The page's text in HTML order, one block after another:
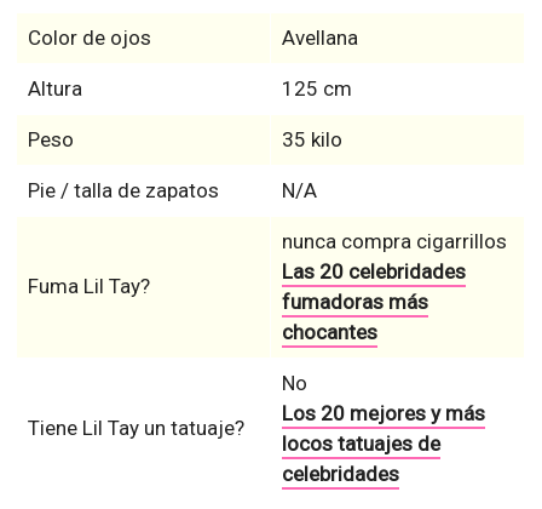
Color de ojos Avellana
Altura 125 cm
Peso 35 kilo
Pie / talla de zapatos N/A
Fuma Lil Tay?
nunca compra cigarrillos
Las 20 celebridades
fumadoras más
chocantes
Tiene Lil Tay un tatuaje?
No
Los 20 mejores y más
locos tatuajes de
celebridades